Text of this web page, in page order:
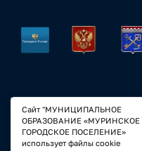
© 2023 Муниципальное
Настройка COOKIE
Сайт "МУНИЦИПАЛЬНОЕ
ОБРАЗОВАНИЕ «МУРИНСКОЕ
ГОРОДСКОЕ ПОСЕЛЕНИЕ»
использует файлы cookie